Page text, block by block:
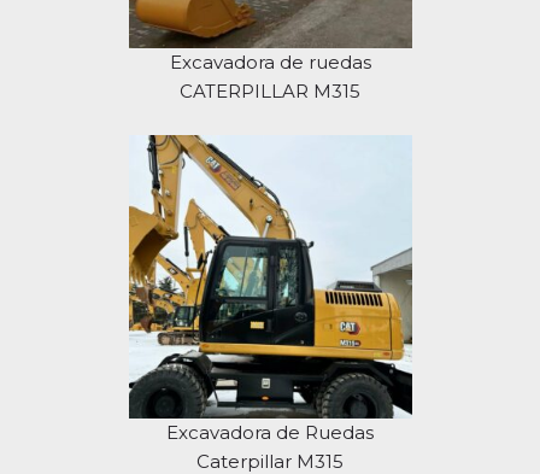
Excavadora de ruedas
CATERPILLAR M315
Excavadora de Ruedas
Caterpillar M315